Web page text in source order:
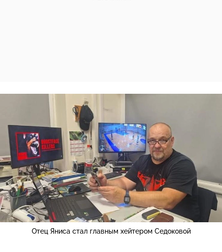
Отец Яниса стал главным хейтером Седоковой